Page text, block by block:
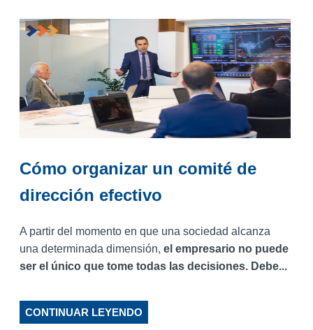
Cómo organizar un comité de
dirección efectivo
A partir del momento en que una sociedad alcanza
una determinada dimensión,el empresario no puede
ser el único que tome todas las decisiones. Debe...
CONTINUAR LEYENDO